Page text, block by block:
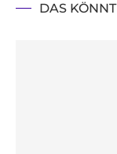
DAS